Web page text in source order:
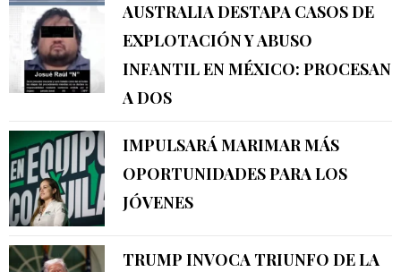
AUSTRALIA DESTAPA CASOS DE
EXPLOTACIÓN Y ABUSO
INFANTIL EN MÉXICO: PROCESAN
A DOS
IMPULSARÁ MARIMAR MÁS
OPORTUNIDADES PARA LOS
JÓVENES
TRUMP INVOCA TRIUNFO DE LA